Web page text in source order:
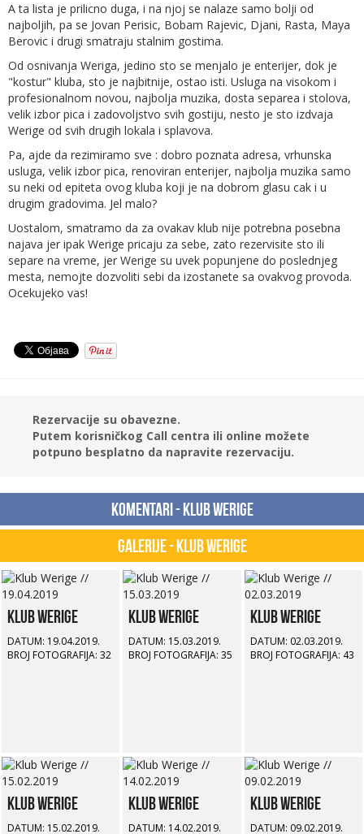
A ta lista je prilicno duga, i na njoj se nalaze samo bolji od
najboljih, pa se Jovan Perisic, Bobam Rajevic, Djani, Rasta, Maya
Berovic i drugi smatraju stalnim gostima.
Od osnivanja Weriga, jedino sto se menjalo je enterijer, dok je
"kostur" kluba, sto je najbitnije, ostao isti. Usluga na visokom i
profesionalnom novou, najbolja muzika, dosta separea i stolova,
velik izbor pica i zadovoljstvo svih gostiju, nesto je sto izdvaja
Werige od svih drugih lokala i splavova.
Pa, ajde da rezimiramo sve : dobro poznata adresa, vrhunska
usluga, velik izbor pica, renoviran enterijer, najbolja muzika samo
su neki od epiteta ovog kluba koji je na dobrom glasu cak i u
drugim gradovima. Jel malo?
Uostalom, smatramo da za ovakav klub nije potrebna posebna
najava jer ipak Werige pricaju za sebe, zato rezervisite sto ili
separe na vreme, jer Werige su uvek popunjene do poslednjeg
mesta, nemojte dozvoliti sebi da izostanete sa ovakvog provoda.
Ocekujeko vas!
Rezervacije su obavezne.
Putem korisničkog Call centra ili online možete
potpuno besplatno da napravite rezervaciju.
Komentari - Klub Werige
Galerije - Klub Werige
Klub Werige
DATUM: 19.04.2019.
BROJ FOTOGRAFIJA: 32
Klub Werige
DATUM: 15.03.2019.
BROJ FOTOGRAFIJA: 35
Klub Werige
DATUM: 02.03.2019.
BROJ FOTOGRAFIJA: 43
Klub Werige
DATUM: 15.02.2019.
Klub Werige
DATUM: 14.02.2019.
Klub Werige
DATUM: 09.02.2019.